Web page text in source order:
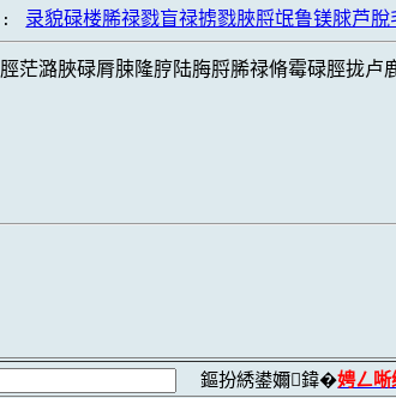
: 录貌碌楼脪禄戮盲禄掳戮脥脟氓鲁镁脙芦
脛茫潞脥碌脣脨隆脝陆脢脟脪禄脩霉碌脛拢卢
鏂扮綉鍙嬭鍏�娉ㄥ唽